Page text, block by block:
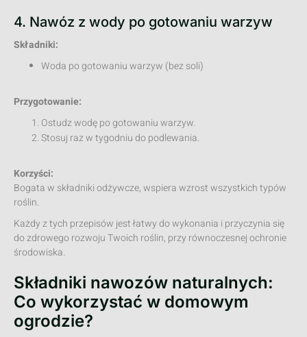
4. Nawóz z wody po gotowaniu warzyw
Składniki:
Woda po gotowaniu warzyw (bez soli)
Przygotowanie:
Ostudz wodę po gotowaniu warzyw.
Stosuj raz w tygodniu do podlewania.
Korzyści:
Bogata w składniki odżywcze, wspiera wzrost wszystkich typów
roślin.
Każdy z tych przepisów jest łatwy do wykonania i przyczynia się
do zdrowego rozwoju Twoich roślin, przy równoczesnej ochronie
środowiska.
Składniki nawozów naturalnych:
Co wykorzystać w domowym
ogrodzie?